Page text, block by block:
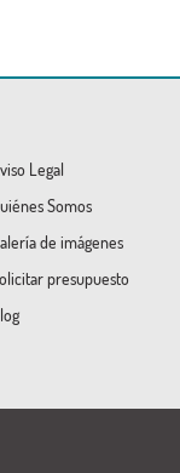
Legal
Somos
de imágenes
presupuesto